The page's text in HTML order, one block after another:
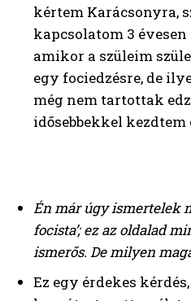
kértem Karácsonyra,
kapcsolatom 3
amikor a szüleim
egy fociedzésre, de
még nem tartottak
idősebbekkel kezdtem
Én már úgy ismertelek
focista’; ez az oldalad
ismerős. De milyen
Ez egy érdekes